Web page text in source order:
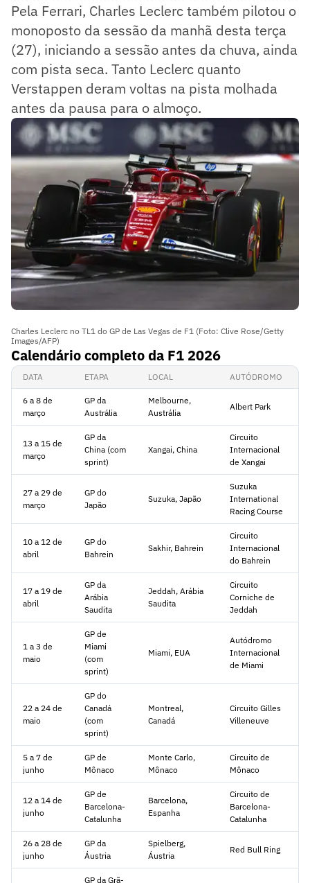
Pela Ferrari, Charles Leclerc também pilotou o
monoposto da sessão da manhã desta terça
(27), iniciando a sessão antes da chuva, ainda
com pista seca. Tanto Leclerc quanto
Verstappen deram voltas na pista molhada
antes da pausa para o almoço.
Charles Leclerc no TL1 do GP de Las Vegas de F1 (Foto: Clive Rose/Getty
Images/AFP)
Calendário completo da F1 2026
DATA ETAPA LOCAL AUTÓDROMO
6 a 8 de
março
GP da
Austrália
Melbourne,
Austrália
Albert Park
13 a 15 de
março
GP da
China (com
sprint)
Xangai, China
Circuito
Internacional
de Xangai
27 a 29 de
março
GP do
Japão
Suzuka, Japão
Suzuka
International
Racing Course
10 a 12 de
abril
GP do
Bahrein
Sakhir, Bahrein
Circuito
Internacional
do Bahrein
17 a 19 de
abril
GP da
Arábia
Saudita
Jeddah, Arábia
Saudita
Circuito
Corniche de
Jeddah
1 a 3 de
maio
GP de
Miami
(com
sprint)
Miami, EUA
Autódromo
Internacional
de Miami
22 a 24 de
maio
GP do
Canadá
(com
sprint)
Montreal,
Canadá
Circuito Gilles
Villeneuve
5 a 7 de
junho
GP de
Mônaco
Monte Carlo,
Mônaco
Circuito de
Mônaco
12 a 14 de
junho
GP de
Barcelona-
Catalunha
Barcelona,
Espanha
Circuito de
Barcelona-
Catalunha
26 a 28 de
junho
GP da
Áustria
Spielberg,
Áustria
Red Bull Ring
GP da Grã-